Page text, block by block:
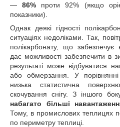
―86% проти 92% (якщо
показники).
Однак деякі гідності
ситуаціях недоліками. Так,
полікарбонату, що забезпечує
дає можливості забезпечити в
результаті може відбуватися
або обмерзання. У
низька статистична
скочування снігу. З іншого
набагато більші
Тому, в промислових теплицях
по периметру теплиці.